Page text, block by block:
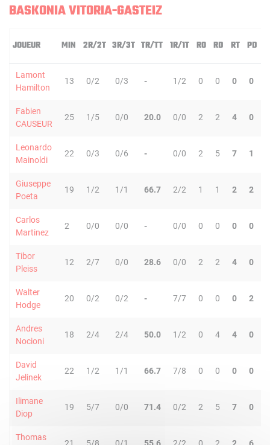
BASKONIA VITORIA-GASTEIZ
JOUEUR MIN 2R/2T 3R/3T TR/TT 1R/1T RO RD RT PD
Lamont
Hamilton
13 0/2 0/3 - 1/2 0 0 0 0
Fabien
CAUSEUR
25 1/5 0/0 20.0 0/0 2 2 4 0
Leonardo
Mainoldi
22 0/3 0/6 - 0/0 2 5 7 1
Giuseppe
Poeta
19 1/2 1/1 66.7 2/2 1 1 2 2
Carlos
Martinez
2 0/0 0/0 - 0/0 0 0 0 0
Tibor
Pleiss
12 2/7 0/0 28.6 0/0 2 2 4 0
Walter
Hodge
20 0/2 0/2 - 7/7 0 0 0 2
Andres
Nocioni
18 2/4 2/4 50.0 1/2 0 4 4 0
David
Jelinek
22 1/2 1/1 66.7 7/8 0 0 0 0
Ilimane
Diop
19 5/7 0/0 71.4 0/2 2 5 7 0
Thomas